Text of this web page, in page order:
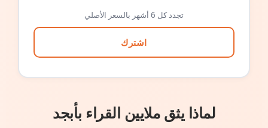
تجدد كل 6 أشهر بالسعر الأصلي
اشترك
لماذا يثق ملايين القراء بأبجد